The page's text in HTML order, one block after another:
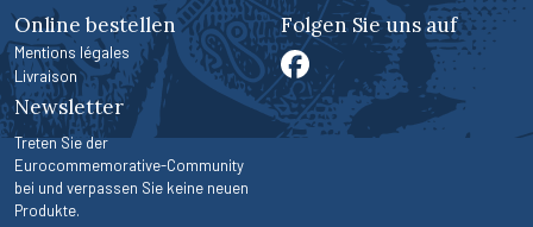
Online bestellen
Mentions légales
Livraison
Folgen Sie uns auf
Newsletter
Treten Sie der
Eurocommemorative-Community
bei und verpassen Sie keine neuen
Produkte.